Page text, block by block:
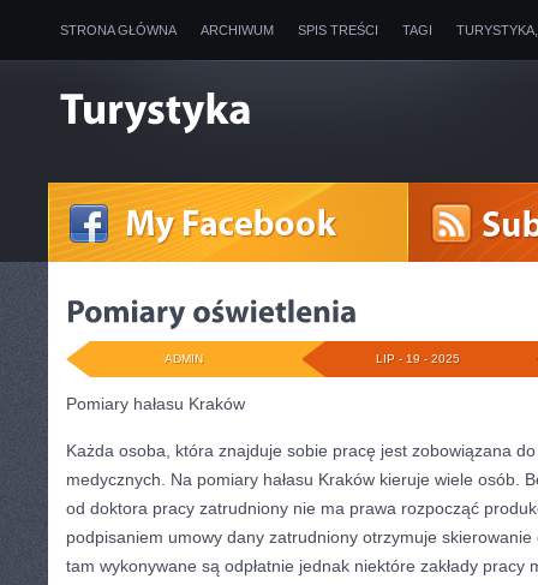
STRONA GŁÓWNA ARCHIWUM SPIS TREŚCI TAGI
LIP - 19 - 2025
ADMIN
Pomiary hałasu Kraków
Każda osoba, która znajduje sobie pracę jest zobowiązana
medycznych. Na pomiary hałasu Kraków kieruje wiele osób.
od doktora pracy zatrudniony nie ma prawa rozpocząć
podpisaniem umowy dany zatrudniony otrzymuje
tam wykonywane są odpłatnie jednak niektóre zakłady pracy